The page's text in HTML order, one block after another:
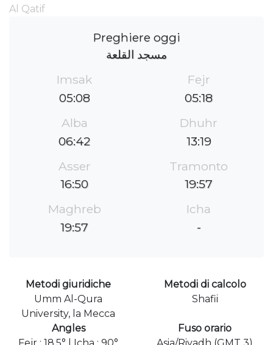
Al Qatif
Preghiere oggi
مسجد القلعة
Imsak
05:08
Fejr
05:18
Alba
06:42
Dhuhr
13:19
Asser
16:50
Tramonto
19:57
Maghreb
19:57
Icha
-
Metodi giuridiche
Umm Al-Qura
University, la Mecca
Metodi di calcolo
Shafii
Angles
Fuso orario